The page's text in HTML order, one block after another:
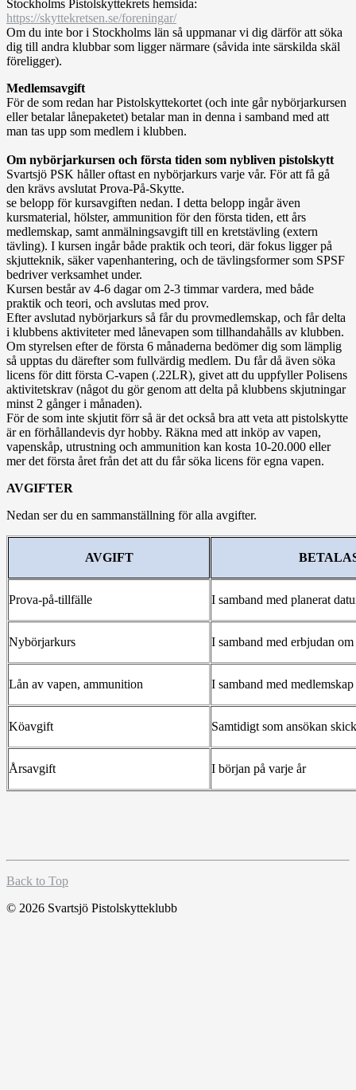
Stockholms Pistolskyttekrets hemsida:
https://skyttekretsen.se/foreningar/
Om du inte bor i Stockholms län så uppmanar vi dig därför att söka
dig till andra klubbar som ligger närmare (såvida inte särskilda skäl
föreligger).
Medlemsavgift
För de som redan har Pistolskyttekortet (och inte går nybörjarkursen
eller betalar lånepaketet) betalar man in denna i samband med att
man tas upp som medlem i klubben.
Om nybörjarkursen och första tiden som nybliven pistolskytt
Svartsjö PSK håller oftast en nybörjarkurs varje vår. För att få gå
den krävs avslutat Prova-På-Skytte.
se belopp för kursavgiften nedan. I detta belopp ingår även
kursmaterial, hölster, ammunition för den första tiden, ett års
medlemskap, samt anmälningsavgift till en kretstävling (extern
tävling). I kursen ingår både praktik och teori, där fokus ligger på
skjutteknik, säker vapenhantering, och de tävlingsformer som SPSF
bedriver verksamhet under.
Kursen består av 4-6 dagar om 2-3 timmar vardera, med både
praktik och teori, och avslutas med prov.
Efter avslutad nybörjarkurs så får du provmedlemskap, och får delta
i klubbens aktiviteter med lånevapen som tillhandahålls av klubben.
Om styrelsen efter de första 6 månaderna bedömer dig som lämplig
så upptas du därefter som fullvärdig medlem. Du får då även söka
licens för ditt första C-vapen (.22LR), givet att du uppfyller Polisens
aktivitetskrav (något du gör genom att delta på klubbens skjutningar
minst 2 gånger i månaden).
För de som inte skjutit förr så är det också bra att veta att pistolskytte
är en förhållandevis dyr hobby. Räkna med att inköp av vapen,
vapenskåp, utrustning och ammunition kan kosta 10-20.000 eller
mer det första året från det att du får söka licens för egna vapen.
AVGIFTER
Nedan ser du en sammanställning för alla avgifter.
AVGIFT
Prova-på-tillfälle I samband med planerat
Nybörjarkurs I samband med erbjudan
Lån av vapen, ammunition I samband med medlemskap
Köavgift Samtidigt som ansökan
Årsavgift I början på varje år
Back to Top
© 2026 Svartsjö Pistolskytteklubb